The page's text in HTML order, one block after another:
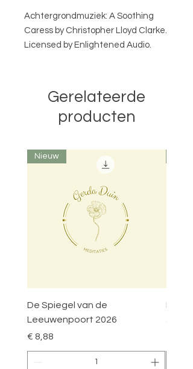
Achtergrondmuziek: A Soothing
Caress by Christopher Lloyd Clarke.
Licensed by Enlightened Audio.
Gerelateerde
producten
Nieuw
De Spiegel van de
Leeuwenpoort 2026
Prijs
€ 8,88
Poort